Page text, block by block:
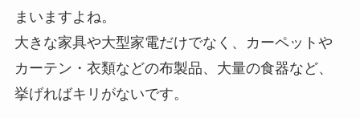
まいますよね。
大きな家具や大型家電だけでなく、カーペットや
カーテン・衣類などの布製品、大量の食器など、
挙げればキリがないです。